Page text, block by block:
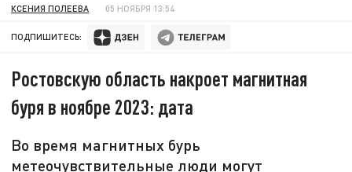
КСЕНИЯ ПОЛЕЕВА 05 НОЯБРЯ 13:54
ПОДПИШИТЕСЬ:
Ростовскую область накроет магнитная
буря в ноябре 2023: дата
Во время магнитных бурь
метеочувствительные люди могут